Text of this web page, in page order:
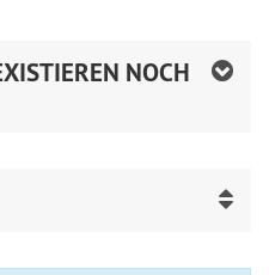
NOCH